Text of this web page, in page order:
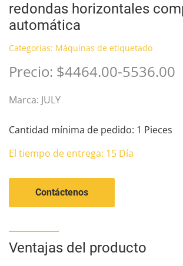
redondas horizontales
automática
Categorías: Máquinas de etiquetado
Precio: $4464.00-5536.00
Marca: JULY
Cantidad mínima de pedido: 1 Pieces
El tiempo de entrega: 15 Día
Contáctenos
Ventajas del producto